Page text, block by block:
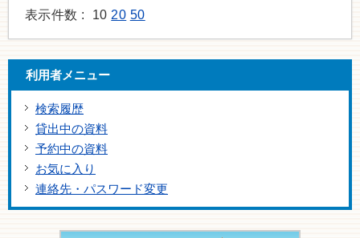
表示件数 : 10 20 50
利用者メニュー
検索履歴
貸出中の資料
予約中の資料
お気に入り
連絡先・パスワード変更